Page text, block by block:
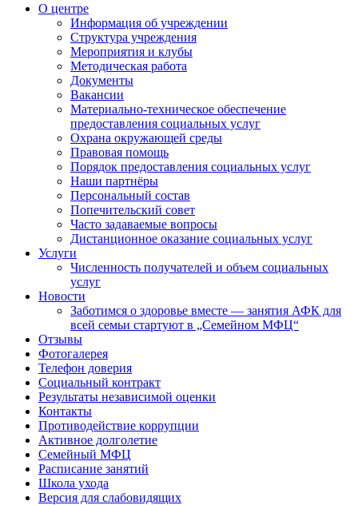
О центре
Информация об учреждении
Структура учреждения
Мероприятия и клубы
Методическая работа
Документы
Вакансии
Материально-техническое обеспечение
предоставления социальных услуг
Охрана окружающей среды
Правовая помощь
Порядок предоставления социальных услуг
Наши партнёры
Персональный состав
Попечительский совет
Часто задаваемые вопросы
Дистанционное оказание социальных услуг
Услуги
Численность получателей и объем социальных
услуг
Новости
Заботимся о здоровье вместе — занятия АФК для
всей семьи стартуют в „Семейном МФЦ“
Отзывы
Фотогалерея
Телефон доверия
Социальный контракт
Результаты независимой оценки
Контакты
Противодействие коррупции
Активное долголетие
Семейный МФЦ
Расписание занятий
Школа ухода
Версия для слабовидящих